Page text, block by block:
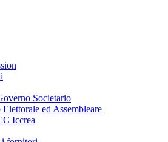
Societario
ed Assembleare
Iccrea